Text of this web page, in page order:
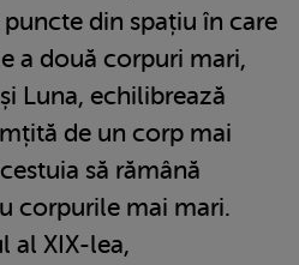
din spațiu în care
a două corpuri mari,
Luna, echilibrează
de un corp mai
să rămână
corpurile mai mari.
al XIX-lea,